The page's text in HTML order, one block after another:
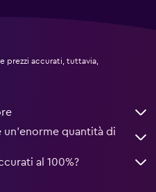
prezzi accurati, tuttavia,
quantità di
al 100%?